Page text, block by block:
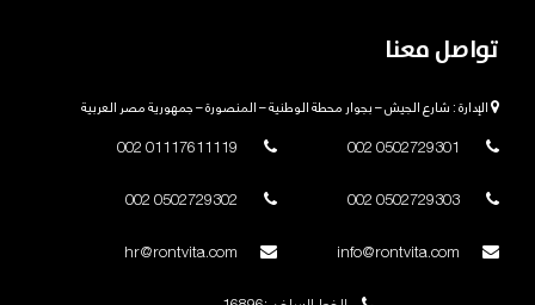
تواصل معنا
الإدارة : شارع الجيش – بجوار محطة الوطنية – المنصورة – جمهورية مصر العربية